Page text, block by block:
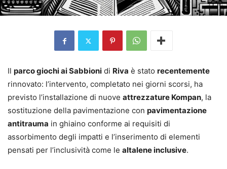
Il parco giochi ai Sabbioni di Riva è stato recentemente
rinnovato: l’intervento, completato nei giorni scorsi, ha
previsto l’installazione di nuove attrezzature Kompan, la
sostituzione della pavimentazione con pavimentazione
antitrauma in ghiaino conforme ai requisiti di
assorbimento degli impatti e l’inserimento di elementi
pensati per l’inclusività come le altalene inclusive.